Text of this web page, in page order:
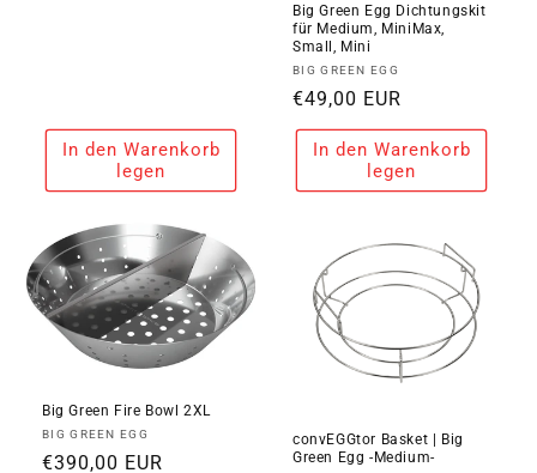
In den Warenkorb
legen
Big Green Egg Dichtungskit
für Medium, MiniMax,
Small, Mini
Anbieter:
BIG GREEN EGG
Normaler
Preis
€49,00 EUR
In den Warenkorb
legen
Big Green Fire Bowl 2XL
Anbieter:
BIG GREEN EGG
Normaler
€390,00 EUR
convEGGtor Basket | Big
Green Egg -Medium-